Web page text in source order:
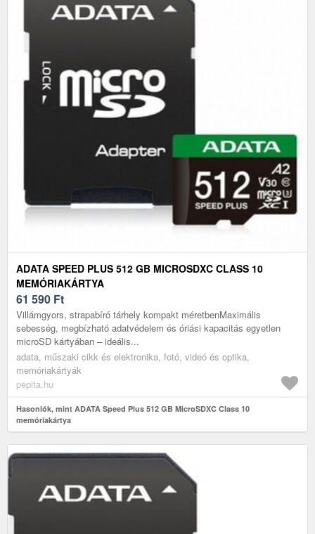
ADATA SPEED PLUS 512 GB MICROSDXC CLASS 10
MEMÓRIAKÁRTYA
61 590 Ft
Villámgyors, strapabíró tárhely kompakt méretbenMaximális
sebesség, megbízható adatvédelem és óriási kapacitás egyetlen
microSD kártyában – ideális...
adata, műszaki cikk és elektronika, fotó, videó és optika,
memóriakártyák
pepita.hu
Hasonlók, mint ADATA Speed Plus 512 GB MicroSDXC Class 10
memóriakártya